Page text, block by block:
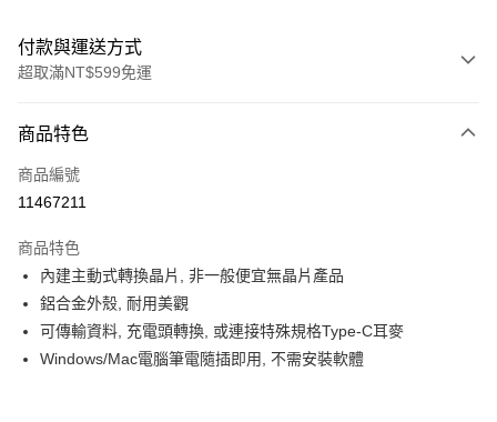
付款與運送方式
超取滿NT$599免運
信用卡一次付款
超商取貨付款
Apple Pay
街口支付
悠遊付
商品特色
商品編號
11467211
商品特色
內建主動式轉換晶片, 非一般便宜無晶片產品
鋁合金外殼, 耐用美觀
可傳輸資料, 充電頭轉換, 或連接特殊規格Type-C耳麥
Windows/Mac電腦筆電隨插即用, 不需安裝軟體